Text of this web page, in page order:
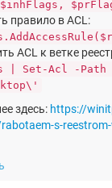
правило в ACL:
ACL к ветке
| Set-Acl -Path
здесь: https://
s-